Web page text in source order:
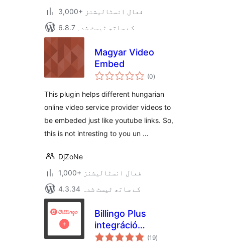
3,000+ فعال انسٹالیشنز
6.8.7 کے ساتھ ٹیسٹ شدہ
Magyar Video
Embed
(0مجموعی
درجہ
)
This plugin helps different hungarian
online video service provider videos to
be embeded just like youtube links. So,
this is not intresting to you un …
DjZoNe
1,000+ فعال انسٹالیشنز
4.3.34 کے ساتھ ٹیسٹ شدہ
Billingo Plus
integráció
WooCommerce-
(19مجموعی
درجہ
)